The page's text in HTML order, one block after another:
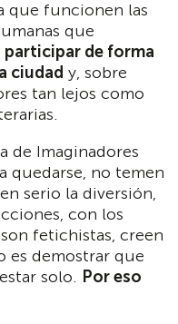
que funcionen las
que
participar de forma
ciudad y, sobre
tan lejos como
de Imaginadores
quedarse, no temen
serio la diversión,
con los
fetichistas, creen
es demostrar que
solo. Por eso